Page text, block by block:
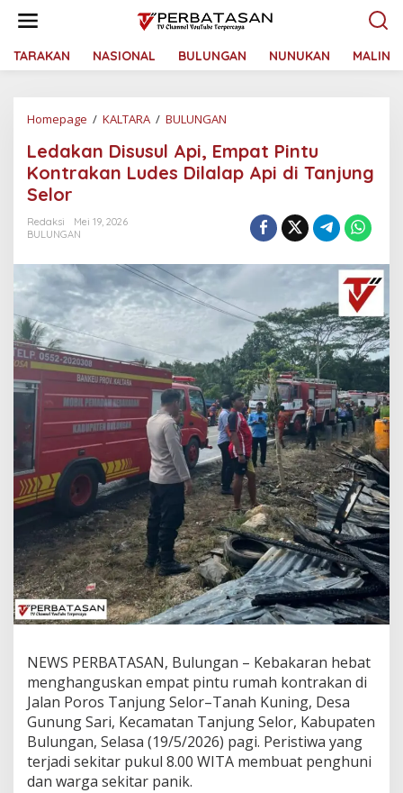
t
TARAKAN NASIONAL BULUNGAN NUNUKAN
Homepage / KALTARA / BULUNGAN
d
a
k
s
u
s
u
l
p
i
,
E
m
p
a
P
i
n
t
u
K
o
n
t
k
a
n
L
u
d
e
Ledakan Disusul Api, Empat Pintu
Kontrakan Ludes Dilalap Api di Tanjung
Selor
Redaksi
Mei 19, 2026
BULUNGAN
NEWS PERBATASAN, Bulungan – Kebakaran hebat
menghanguskan empat pintu rumah kontrakan di
Jalan Poros Tanjung Selor–Tanah Kuning, Desa
Gunung Sari, Kecamatan Tanjung Selor, Kabupaten
Bulungan, Selasa (19/5/2026) pagi. Peristiwa yang
terjadi sekitar pukul 8.00 WITA membuat penghuni
dan warga sekitar panik.